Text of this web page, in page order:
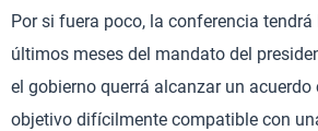
Por si fuera poco, la conferencia
últimos meses del mandato del
el gobierno querrá alcanzar un acuerdo
objetivo difícilmente compatible con